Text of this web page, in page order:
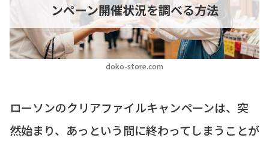
doko-store.com
ンペーン開催状況を調べる方法
ローソンのクリアファイルキャンペーンは、突
然始まり、あっという間に終わってしまうことが